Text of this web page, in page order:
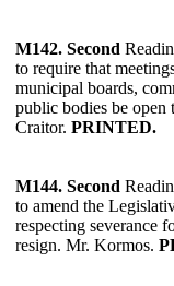
M142. Second
to require that
municipal boards,
public bodies be open
Craitor. PRINTED.
M144. Second
to amend the
respecting severance
resign. Mr. Kormos.